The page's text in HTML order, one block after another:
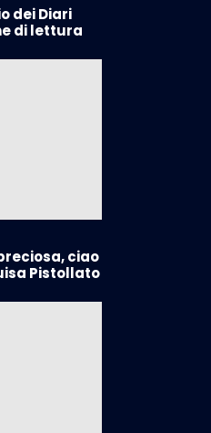
dei Diari
di lettura
ciao
Pistollato